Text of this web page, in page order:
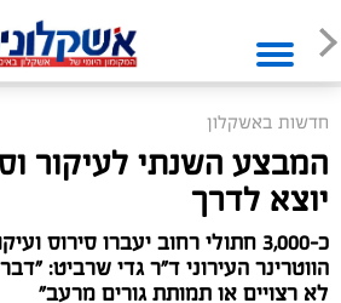
חדשות באשקלון
המבצע השנתי לעיקור
יוצא לדרך
כ-3,000 חתולי רחוב יעברו סירוס
הווטרינר העירוני ד"ר גדי שרביט:
לא רצויים או תמותת גורים מרעב"